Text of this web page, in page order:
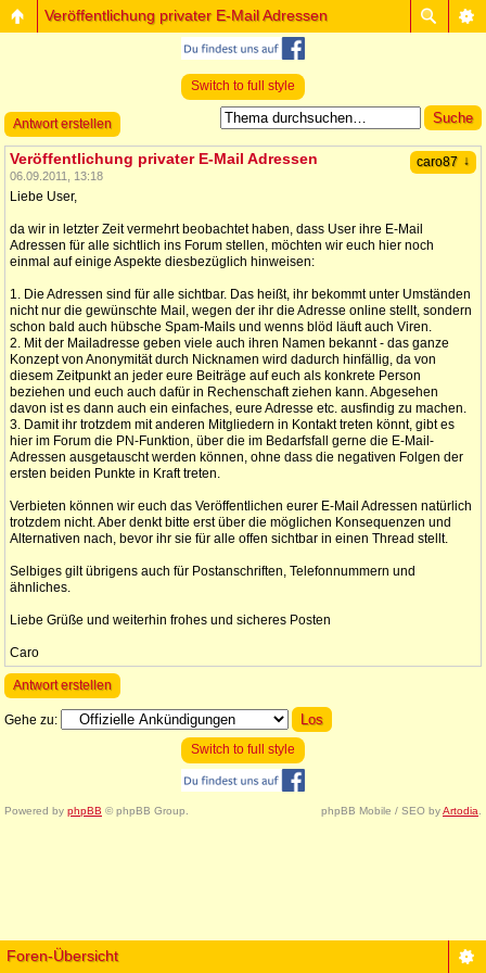
Veröffentlichung privater E-Mail Adressen
Switch to full style
Antwort erstellen
caro87 ↓
Veröffentlichung privater E-Mail Adressen
06.09.2011, 13:18
Liebe User,
da wir in letzter Zeit vermehrt beobachtet haben, dass User ihre E-Mail
Adressen für alle sichtlich ins Forum stellen, möchten wir euch hier noch
einmal auf einige Aspekte diesbezüglich hinweisen:
1. Die Adressen sind für alle sichtbar. Das heißt, ihr bekommt unter Umständen
nicht nur die gewünschte Mail, wegen der ihr die Adresse online stellt, sondern
schon bald auch hübsche Spam-Mails und wenns blöd läuft auch Viren.
2. Mit der Mailadresse geben viele auch ihren Namen bekannt - das ganze
Konzept von Anonymität durch Nicknamen wird dadurch hinfällig, da von
diesem Zeitpunkt an jeder eure Beiträge auf euch als konkrete Person
beziehen und euch auch dafür in Rechenschaft ziehen kann. Abgesehen
davon ist es dann auch ein einfaches, eure Adresse etc. ausfindig zu machen.
3. Damit ihr trotzdem mit anderen Mitgliedern in Kontakt treten könnt, gibt es
hier im Forum die PN-Funktion, über die im Bedarfsfall gerne die E-Mail-
Adressen ausgetauscht werden können, ohne dass die negativen Folgen der
ersten beiden Punkte in Kraft treten.
Verbieten können wir euch das Veröffentlichen eurer E-Mail Adressen natürlich
trotzdem nicht. Aber denkt bitte erst über die möglichen Konsequenzen und
Alternativen nach, bevor ihr sie für alle offen sichtbar in einen Thread stellt.
Selbiges gilt übrigens auch für Postanschriften, Telefonnummern und
ähnliches.
Liebe Grüße und weiterhin frohes und sicheres Posten
Caro
Antwort erstellen
Gehe zu:
Switch to full style
Powered by phpBB © phpBB Group. phpBB Mobile / SEO byArtodia
Foren-Übersicht